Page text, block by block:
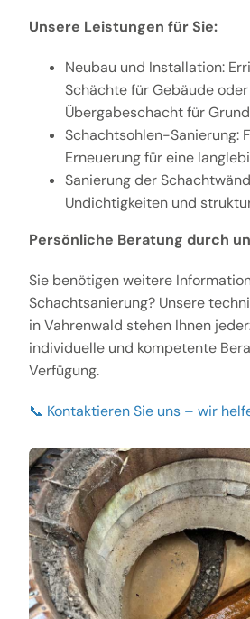
Unsere Leistungen für Sie:
Neubau und Installation:
Schächte für Gebäude
Übergabeschacht für
Schachtsohlen-Sanierung:
Erneuerung für eine
Sanierung der
Undichtigkeiten und
Persönliche Beratung durch
Sie benötigen weitere
Schachtsanierung? Unsere
in Vahrenwald stehen Ihnen
individuelle und kompetente
Verfügung.
📞 Kontaktieren Sie uns – wir